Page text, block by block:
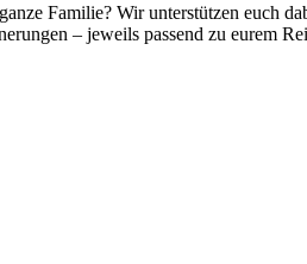
Familie? Wir unterstützen euch
– jeweils passend zu eurem